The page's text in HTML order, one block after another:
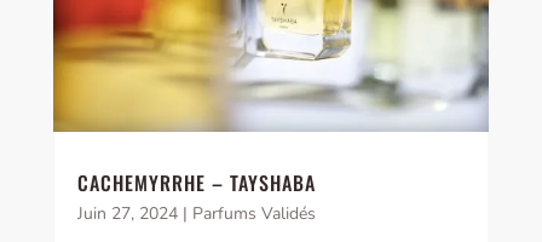
CACHEMYRRHE – TAYSHABA
Juin 27, 2024| Parfums Validés